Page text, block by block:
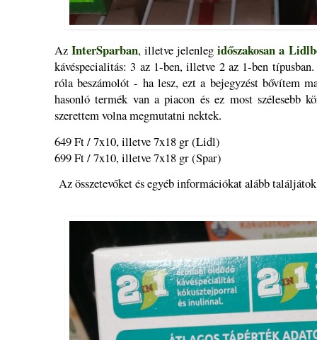
AzInterSparban, illetve jelenlegidőszakosan a
kávéspecialitás: 3 az 1-ben, illetve 2 az 1-ben
róla beszámolót - ha lesz, ezt a bejegyzést bővítem
hasonló termék van a piacon és ez most szélesebb
szerettem volna megmutatni nektek.
649 Ft / 7x10, illetve 7x18 gr (Lidl)
699 Ft / 7x10, illetve 7x18 gr (Spar)
Az összetevőket és egyéb információkat alább